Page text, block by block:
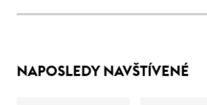
NAPOSLEDY NAVŠTÍVENÉ